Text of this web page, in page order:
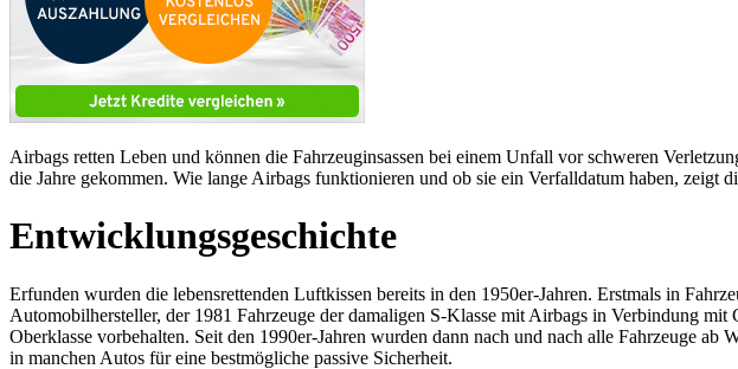
Airbags retten Leben und können die Fahrzeuginsassen bei einem Unfall vor schweren
die Jahre gekommen. Wie lange Airbags funktionieren und ob sie ein Verfalldatum haben, zeigt
Entwicklungsgeschichte
Erfunden wurden die lebensrettenden Luftkissen bereits in den 1950er-Jahren. Erstmals in
Automobilhersteller, der 1981 Fahrzeuge der damaligen S-Klasse mit Airbags in Verbindung
Oberklasse vorbehalten. Seit den 1990er-Jahren wurden dann nach und nach alle Fahrzeuge
in manchen Autos für eine bestmögliche passive Sicherheit.